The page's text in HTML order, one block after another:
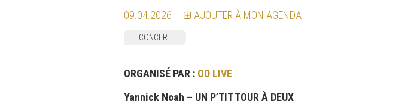
09.04.2026 AJOUTER À MON AGENDA
CONCERT
ORGANISÉ PAR : OD LIVE
Yannick Noah – UN P’TIT TOUR À DEUX